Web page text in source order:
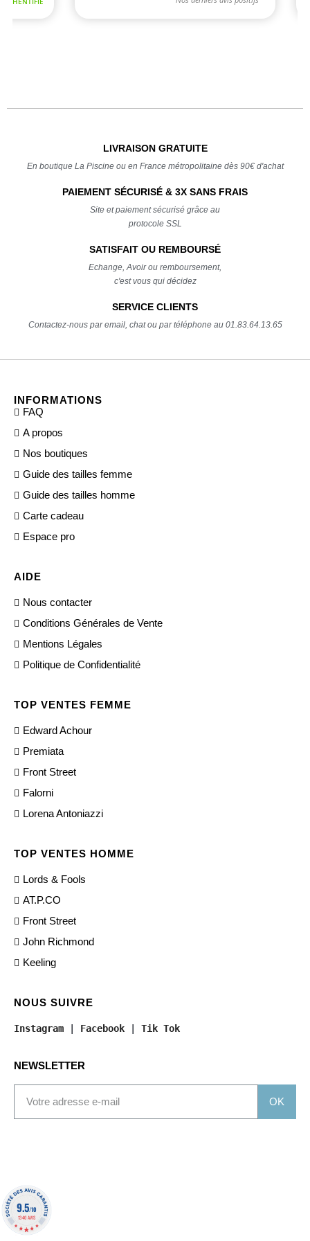
LIVRAISON GRATUITE
En boutique La Piscine ou en France métropolitaine dès 90€ d'achat
PAIEMENT SÉCURISÉ & 3X SANS FRAIS
Site et paiement sécurisé grâce au
protocole SSL
SATISFAIT OU REMBOURSÉ
Echange, Avoir ou remboursement,
c'est vous qui décidez
SERVICE CLIENTS
Contactez-nous par email, chat ou par téléphone au 01.83.64.13.65
INFORMATIONS
FAQ
A propos
Nos boutiques
Guide des tailles femme
Guide des tailles homme
Carte cadeau
Espace pro
AIDE
Nous contacter
Conditions Générales de Vente
Mentions Légales
Politique de Confidentialité
TOP VENTES FEMME
Edward Achour
Premiata
Front Street
Falorni
Lorena Antoniazzi
TOP VENTES HOMME
Lords & Fools
AT.P.CO
Front Street
John Richmond
Keeling
NOUS SUIVRE
Instagram Facebook Tik Tok
NEWSLETTER
OK
9.5/10
1340 AVIS